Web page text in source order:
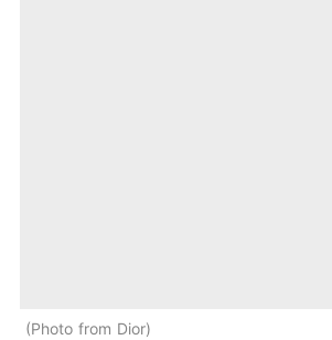
Photo from Dior